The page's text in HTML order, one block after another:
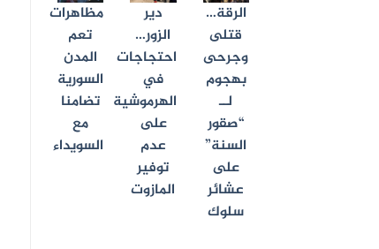
الرقة…
قتلى
وجرحى
بهجوم
لــ
“صقور
السنة”
على
عشائر
سلوك
دير
الزور…
احتجاجات
في
الهرموشية
على
عدم
توفير
المازوت
مظاهرات
تعم
المدن
السورية
تضامنا
مع
السويداء